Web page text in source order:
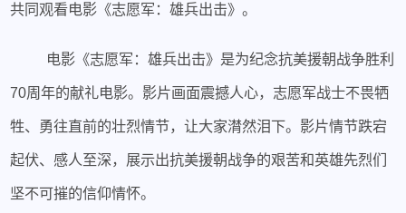
共同观看电影《志愿军：雄兵出击》。
电影《志愿军：雄兵出击》是为纪念抗美援朝战争胜利
70周年的献礼电影。影片画面震撼人心，志愿军战士不畏牺
牲、勇往直前的壮烈情节，让大家潸然泪下。影片情节跌宕
起伏、感人至深，展示出抗美援朝战争的艰苦和英雄先烈们
坚不可摧的信仰情怀。